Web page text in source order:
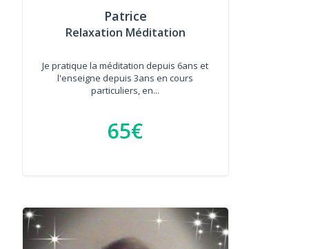
Patrice
Relaxation Méditation
Je pratique la méditation depuis 6ans et
l'enseigne depuis 3ans en cours
particuliers, en...
65€